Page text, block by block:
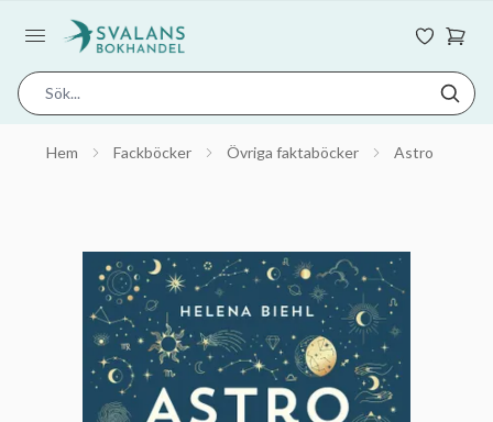
Hem Fackböcker Övriga faktaböcker Astro